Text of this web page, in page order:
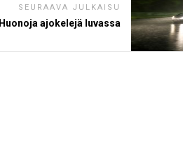
SEURAAVA JULKAISU
Huonoja ajokelejä luvassa